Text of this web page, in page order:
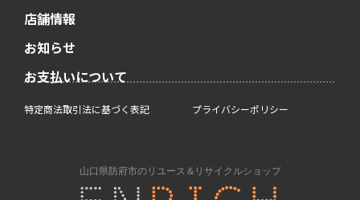
店舗情報
お知らせ
お支払いについて
特定商法取引法に基づく表記 プライバシーポリシー